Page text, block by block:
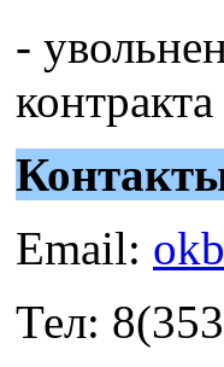
-
Email:
Тел: